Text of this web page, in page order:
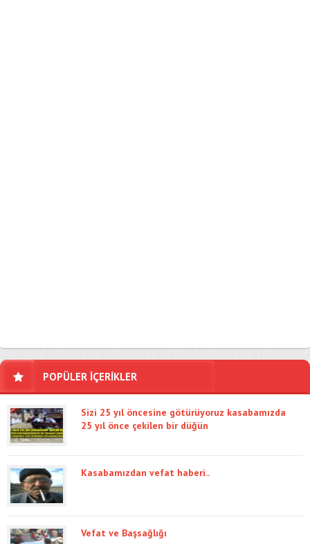
POPÜLER İÇERİKLER
Sizi 25 yıl öncesine götürüyoruz kasabamızda
25 yıl önce çekilen bir düğün
Kasabamızdan vefat haberi..
Vefat ve Başsağlığı